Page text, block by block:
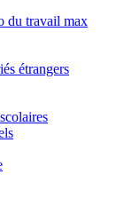
du travail max
étrangers